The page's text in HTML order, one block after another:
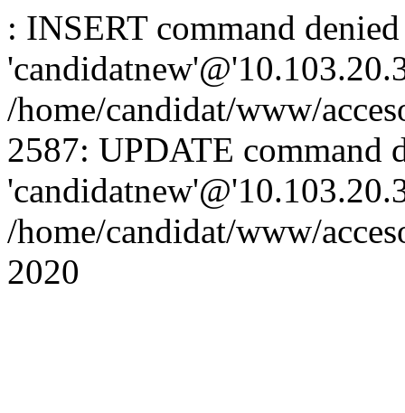
: INSERT command
/home/candidat/www/
2587: UPDATE command
/home/candidat/www/
2020